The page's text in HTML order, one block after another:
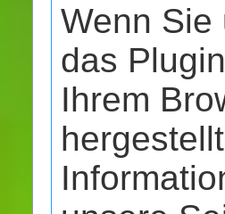
Wenn Sie
das
Ihrem